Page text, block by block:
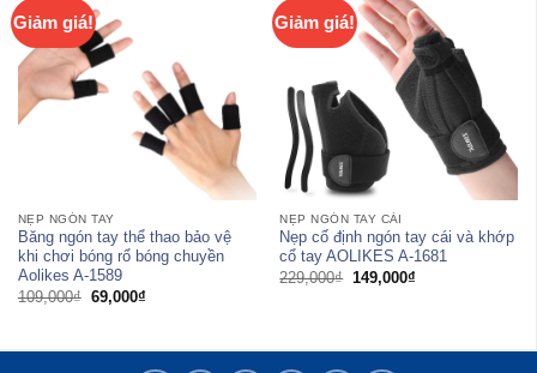
Giảm giá!
NẸP NGÓN TAY
Băng ngón tay thể thao bảo vệ
khi chơi bóng rổ bóng chuyền
Aolikes A-1589
109,000₫ Giá
gốc
69,000₫Giá
69,000₫.
Giảm giá!
NẸP NGÓN TAY CÁI
Nẹp cố định ngón tay cái và khớp
cổ tay AOLIKES A-1681
229,000₫ Giá
149,000₫